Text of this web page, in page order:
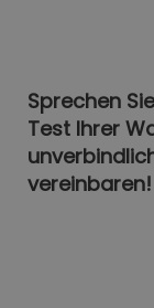
Sprechen
Test Ihrer
vereinbaren!